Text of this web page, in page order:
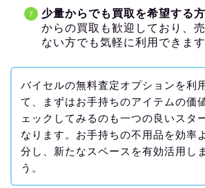
少量からでも買取を希望する方
からの買取も歓迎しており、
ない方でも気軽に利用できます
バイセルの無料査定オプションを利
て、まずはお手持ちのアイテムの価
ェックしてみるのも一つの良いスタ
なります。お手持ちの不用品を効率
分し、新たなスペースを有効活用し
う。